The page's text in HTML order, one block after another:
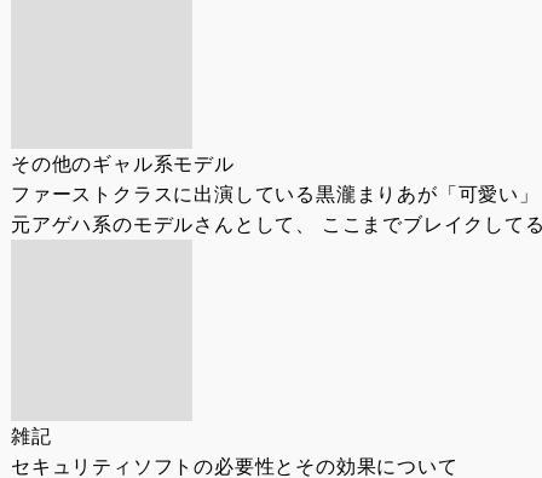
その他のギャル系モデル
ファーストクラスに出演している黒瀧まりあが「可愛い
元アゲハ系のモデルさんとして、 ここまでブレイクして
雑記
セキュリティソフトの必要性とその効果について